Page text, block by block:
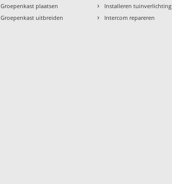
Groepenkast plaatsen
Groepenkast uitbreiden
› Installeren tuinverlichting
› Intercom repareren